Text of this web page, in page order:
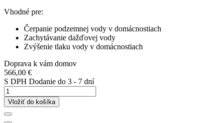
Vhodné pre:
Čerpanie podzemnej vody v domácnostiach
Zachytávanie dažďovej vody
Zvýšenie tlaku vody v domácnostiach
Doprava k vám domov
566,00 €
S DPH Dodanie do 3 - 7 dní
Vložiť do košíka